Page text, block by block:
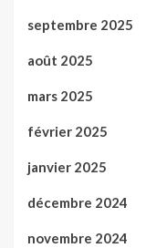
septembre 2025
août 2025
mars 2025
février 2025
janvier 2025
décembre 2024
novembre 2024